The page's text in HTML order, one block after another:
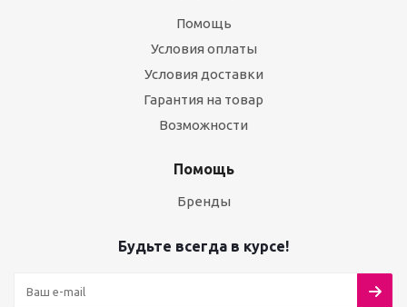
Помощь
Условия оплаты
Условия доставки
Гарантия на товар
Возможности
Помощь
Бренды
Будьте всегда в курсе!